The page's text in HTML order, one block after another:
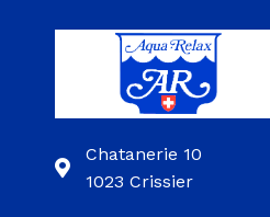
Chatanerie 10
1023 Crissier